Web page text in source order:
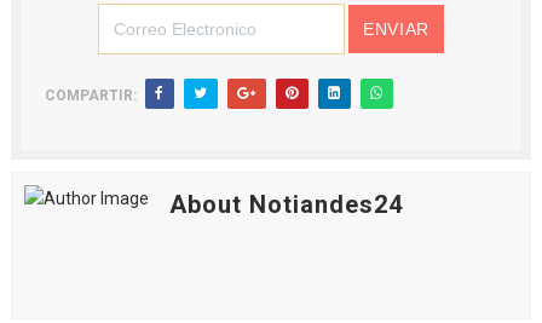
COMPARTIR:
About Notiandes24